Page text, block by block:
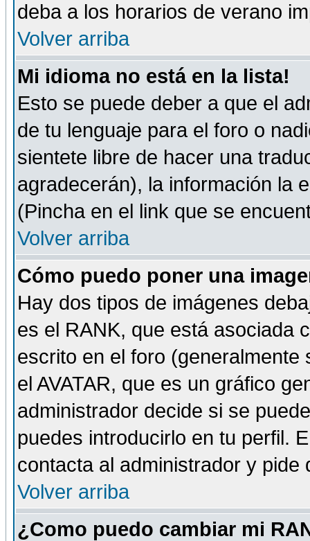
deba a los horarios de verano
Volver arriba
Mi idioma no está en la lista!
Esto se puede deber a que el
de tu lenguaje para el foro o
sientete libre de hacer una
agradecerán), la información la
(Pincha en el link que se
Volver arriba
Cómo puedo poner una
Hay dos tipos de imágenes
es el RANK, que está asociada
escrito en el foro
el AVATAR, que es un gráfico
administrador decide si se
puedes introducirlo en tu perfil.
contacta al administrador y
Volver arriba
¿Como puedo cambiar mi